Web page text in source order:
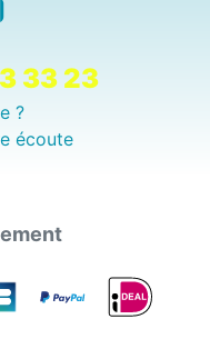
33 23
?
écoute